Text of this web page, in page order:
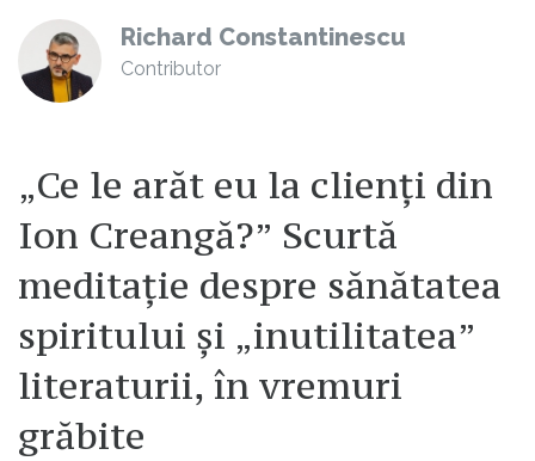
Richard Constantinescu
Contributor
„Ce le arăt eu la clienți din
Ion Creangă?” Scurtă
meditație despre sănătatea
spiritului și „inutilitatea”
literaturii, în vremuri
grăbite